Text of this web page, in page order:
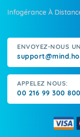
Infogérance À
ENVOYEZ-NOUS
APPELEZ NOUS:
00 216 99 300 800